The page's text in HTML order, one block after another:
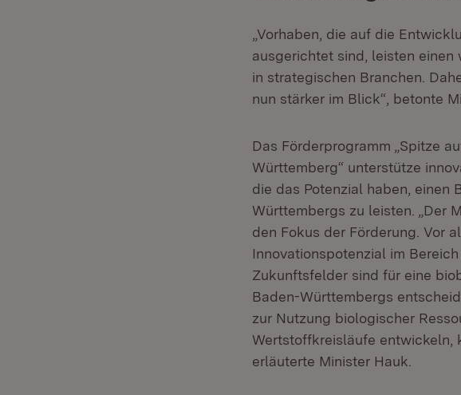
„Vorhaben, die auf die
ausgerichtet sind, leisten
in strategischen Branchen.
nun stärker im Blick“, betonte
Das Förderprogramm „Spitze
Württemberg“ unterstütze
die das Potenzial haben, einen
Württembergs zu leisten. „Der
den Fokus der Förderung. Vor
Innovationspotenzial im
Zukunftsfelder sind für eine
Baden-Württembergs
zur Nutzung biologischer
Wertstoffkreisläufe entwickeln,
erläuterte Minister Hauk.